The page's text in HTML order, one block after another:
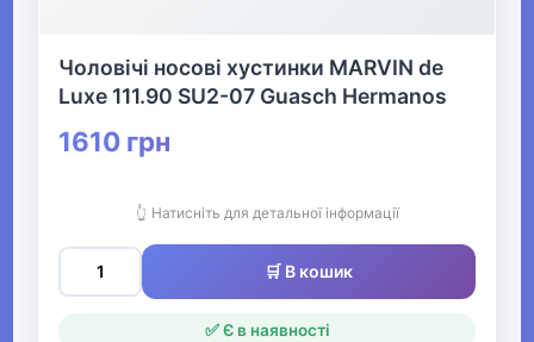
▶
Одяг
Прикраси
Святкові вбрання та прикраси
Чоловічі носові хустинки MARVIN de
Luxe 111.90 SU2-07 Guasch Hermanos
1610 грн
👆 Натисніть для детальної інформації
🛒 В кошик
✅ Є в наявності